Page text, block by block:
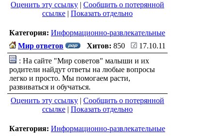
Оценить эту ссылку | Сообщить о потерянной
ссылке | Показать отдельно
Категория: Информационно-развлекательные
Мир ответов
Хитов: 850
17.10.11
: На сайте "Мир советов" малыши и их
родители найдут ответы на любые вопросы
легко и просто. Мы помогаем расти,
развиваться и обучаться.
Оценить эту ссылку | Сообщить о потерянной
ссылке | Показать отдельно
Категория: Информационно-развлекательные